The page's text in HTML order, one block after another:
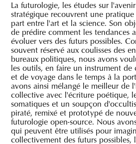
La futurologie, les études sur
stratégique recouvrent une
part entre l'art et la science. Son
de prédire comment les tendances
évoluer vers des futurs possibles.
souvent réservé aux coulisses des
bureaux politiques, nous avons
les outils, en faire un instrument
et de voyage dans le temps à la
avons ainsi mélangé le meilleur de
collective avec l'écriture poétique,
somatiques et un soupçon
piraté, remixé et prototypé de
futurologie open-source. Nous
qui peuvent être utilisés pour
collectivement des futurs possibles,